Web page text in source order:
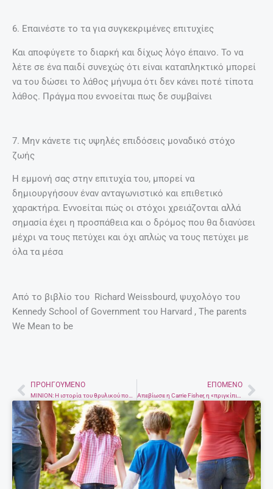
6. Επαινέστε το τα για συγκεκριμένες επιτυχίες
Και αποφύγετε το διαρκή και δίχως λόγο έπαινο. Το να
λέτε σε ένα παιδί συνεχώς ότι είναι καταπληκτικό μπορεί
να του δώσει το λάθος μήνυμα ότι δεν κάνει ποτέ τίποτα
λάθος. Πράγμα που εννοείται πως δε συμβαίνει
7. Μην κάνετε τις υψηλές επιδόσεις μοναδικό στόχο
ζωής
Η εμμονή σας στην επιτυχία του, μπορεί να
δημιουργήσουν έναν ανταγωνιστικό και επιθετικό
χαρακτήρα. Εννοείται πώς οι στόχοι χρειάζονται αλλά
σημασία έχει η προσπάθεια και ο δρόμος που θα διανύσει
μέχρι να τους πετύχει και όχι απλώς να τους πετύχει με
όλα τα μέσα
Από το βιβλίο του Richard Weissbourd, ψυχολόγο του
Kennedy School of Government του Harvard , The parents
We Mean to be
PrevΠΡΟΗΓΟΎΜΕΝΟ ΕΠΌΜΕΝΟ